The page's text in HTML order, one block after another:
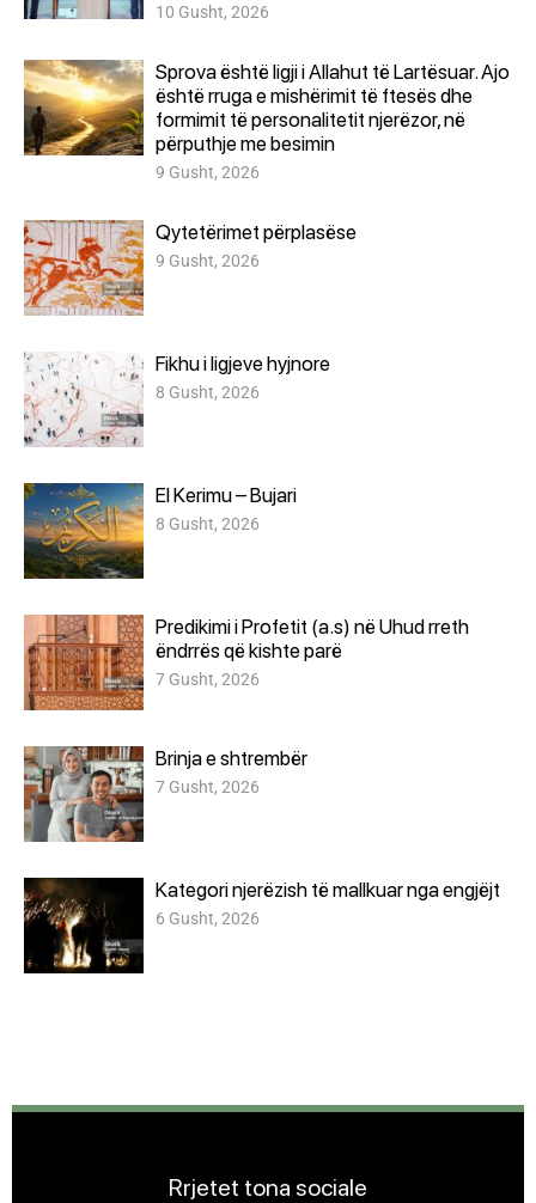
10 Gusht, 2026
Sprova është ligji i Allahut të Lartësuar. Ajo
është rruga e mishërimit të ftesës dhe
formimit të personalitetit njerëzor, në
përputhje me besimin
9 Gusht, 2026
Qytetërimet përplasëse
9 Gusht, 2026
Fikhu i ligjeve hyjnore
8 Gusht, 2026
El Kerimu – Bujari
8 Gusht, 2026
Predikimi i Profetit (a.s) në Uhud rreth
ëndrrës që kishte parë
7 Gusht, 2026
Brinja e shtrembër
7 Gusht, 2026
Kategori njerëzish të mallkuar nga engjëjt
6 Gusht, 2026
Rrjetet tona sociale